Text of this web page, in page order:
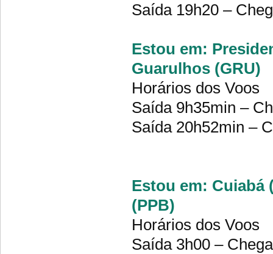
Saída 19h20 –
Estou em:
Guarulhos (GRU)
Horários dos Voos
Saída 9h35min –
Saída 20h52min –
Estou em: Cuiabá
(PPB)
Horários dos Voos
Saída 3h00 –